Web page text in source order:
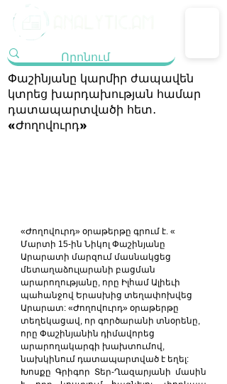
Փաշինյանը կարմիր ժապավեն
կտրեց խարդախության համար
դատապարտվածի հետ․
«Ժողովուրդ»
«Ժողովուրդ» օրաթերթը գրում է. «
Մարտի 15-ին Նիկոլ Փաշինյանը
Արարատի մարզում մասնակցեց
մետաղաձուլարանի բացման
արարողությանը, որը Իլհամ Ալիեւի
պահանջով Երասխից տեղափոխվեց
Արարատ: «Ժողովուրդ» օրաթերթը
տեղեկացավ, որ գործարանի տնօրենը,
որը Փաշինյանին դիմավորեց
արարողակարգի խախտումով,
նախկինում դատապարտված է եղել:
Խոսքը Գրիգոր Տեր-Ղազարյանի մասին